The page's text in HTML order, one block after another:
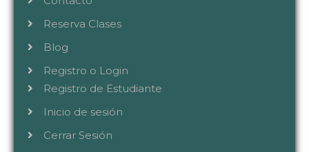
Reserva Clases
Blog
Registro o Login
Registro de Estudiante
Inicio de sesión
Cerrar Sesión